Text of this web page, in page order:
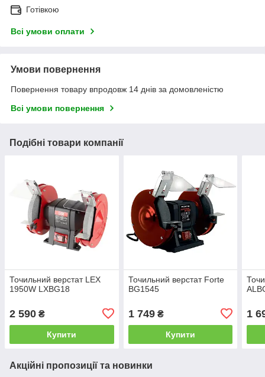
Готівкою
Всі умови оплати
Умови повернення
Повернення товару впродовж 14 днів за домовленістю
Всі умови повернення
Подібні товари компанії
Точильний верстат LEX
1950W LXBG18
2 590 ₴
Купити
Точильний верстат Forte
BG1545
1 749₴
Купити
1
Акційні пропозиції та новинки